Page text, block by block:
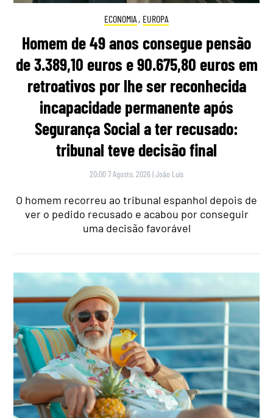
ECONOMIA , EUROPA
Homem de 49 anos consegue pensão
de 3.389,10 euros e 90.675,80 euros em
retroativos por lhe ser reconhecida
incapacidade permanente após
Segurança Social a ter recusado:
tribunal teve decisão final
20:00 7 Agosto, 2026 |João Luís
O homem recorreu ao tribunal espanhol depois de
ver o pedido recusado e acabou por conseguir
uma decisão favorável